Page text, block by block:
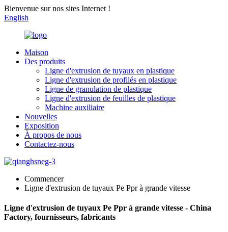
Bienvenue sur nos sites Internet !
English
Maison
Des produits
Ligne d'extrusion de tuyaux en plastique
Ligne d'extrusion de profilés en plastique
Ligne de granulation de plastique
Ligne d'extrusion de feuilles de plastique
Machine auxiliaire
Nouvelles
Exposition
À propos de nous
Contactez-nous
Commencer
Ligne d'extrusion de tuyaux Pe Ppr à grande vitesse
Ligne d'extrusion de tuyaux Pe Ppr à grande vitesse - China
Factory, fournisseurs, fabricants